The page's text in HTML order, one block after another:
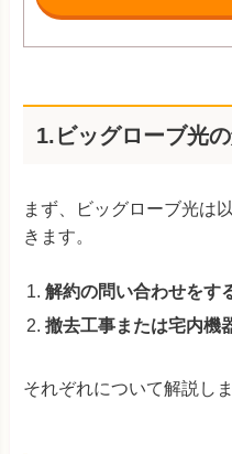
1.ビッグローブ光
まず、ビッグローブ光は
きます。
解約の問い合わせをす
撤去工事または宅内機
それぞれについて解説しま